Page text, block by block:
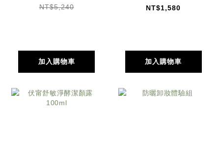
NT$5,240
加入購物車
NT$1,580
加入購物車